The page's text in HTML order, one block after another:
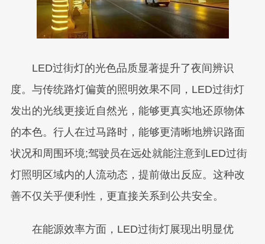
LED过街灯的光色品质显著提升了夜间辨识
度。与传统路灯偏黄的照明效果不同，LED过街灯
发出的光线更接近自然光，能够更真实地还原物体
的本色。行人在过马路时，能够更清晰地辨识路面
状况和周围环境;驾驶员在远处就能注意到LED过街
灯照明区域内的人流动态，提前做出反应。这种改
善不仅关乎便利性，更直接关系到公共安全。
在能源效率方面，LED过街灯展现出明显优